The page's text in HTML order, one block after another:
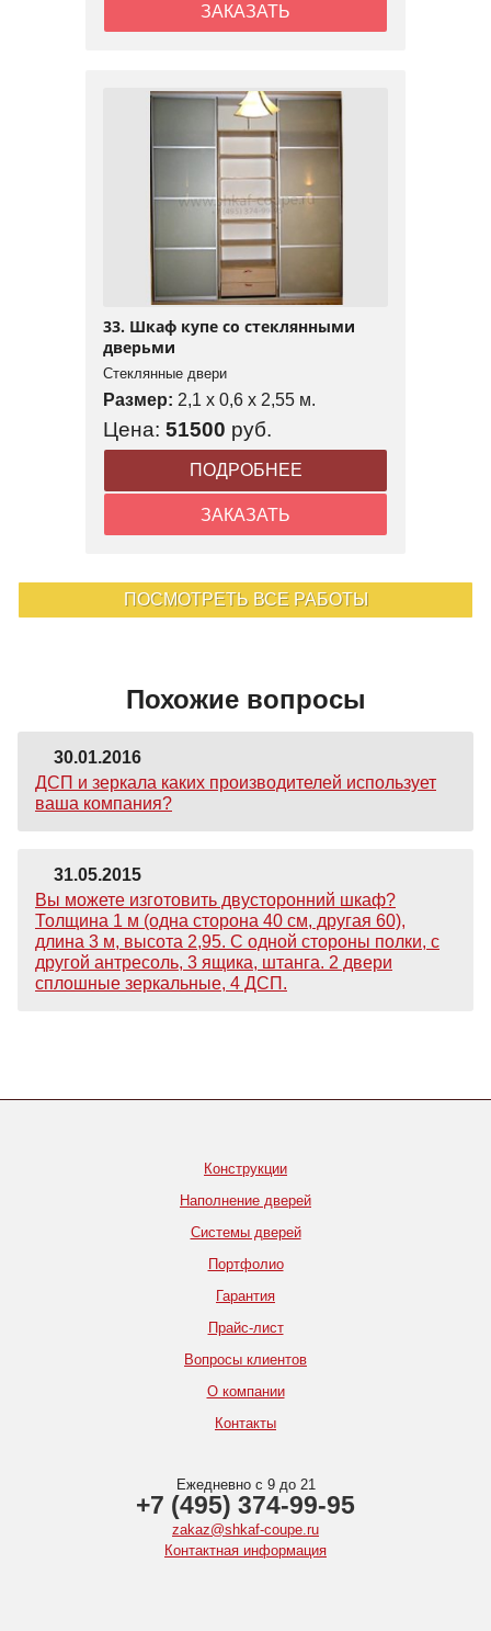
ЗАКАЗАТЬ
33. Шкаф купе со стеклянными
дверьми
Стеклянные двери
Размер: 2,1 x 0,6 x 2,55 м.
Цена: 51500 руб.
ПОДРОБНЕЕ
ЗАКАЗАТЬ
ПОСМОТРЕТЬ ВСЕ РАБОТЫ
Похожие вопросы
30.01.2016
ДСП и зеркала каких производителей использует
ваша компания?
31.05.2015
Вы можете изготовить двусторонний шкаф?
Толщина 1 м (одна сторона 40 см, другая 60),
длина 3 м, высота 2,95. С одной стороны полки, с
другой антресоль, 3 ящика, штанга. 2 двери
сплошные зеркальные, 4 ДСП.
Конструкции
Наполнение дверей
Системы дверей
Портфолио
Гарантия
Прайс-лист
Вопросы клиентов
О компании
Контакты
Ежедневно с 9 до 21
+7 (495) 374-99-95
zakaz@shkaf-coupe.ru
Контактная информация